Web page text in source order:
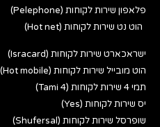
פלאפון שירות לקוחות (Pelephone)
הוט נט שירות לקוחות (Hot net)
ישראכארט שירות לקוחות (Isracard)
הוט מובייל שירות לקוחות (Hot mobile)
תמי 4 שירות לקוחות (Tami 4)
יס שירות לקוחות (Yes)
שופרסל שירות לקוחות (Shufersal)